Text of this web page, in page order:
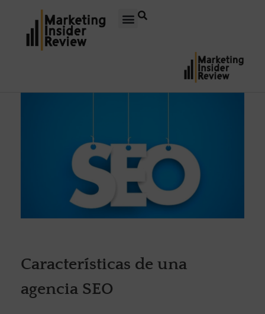
Características de una
agencia SEO